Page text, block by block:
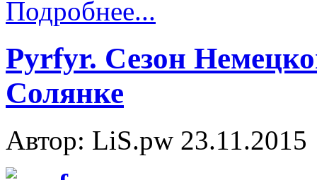
Подробнее...
Pyrfyr. Сезон
Солянке
Автор: LiS.pw 23.11.2015